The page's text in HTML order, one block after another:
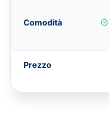
Comodità
Prezzo